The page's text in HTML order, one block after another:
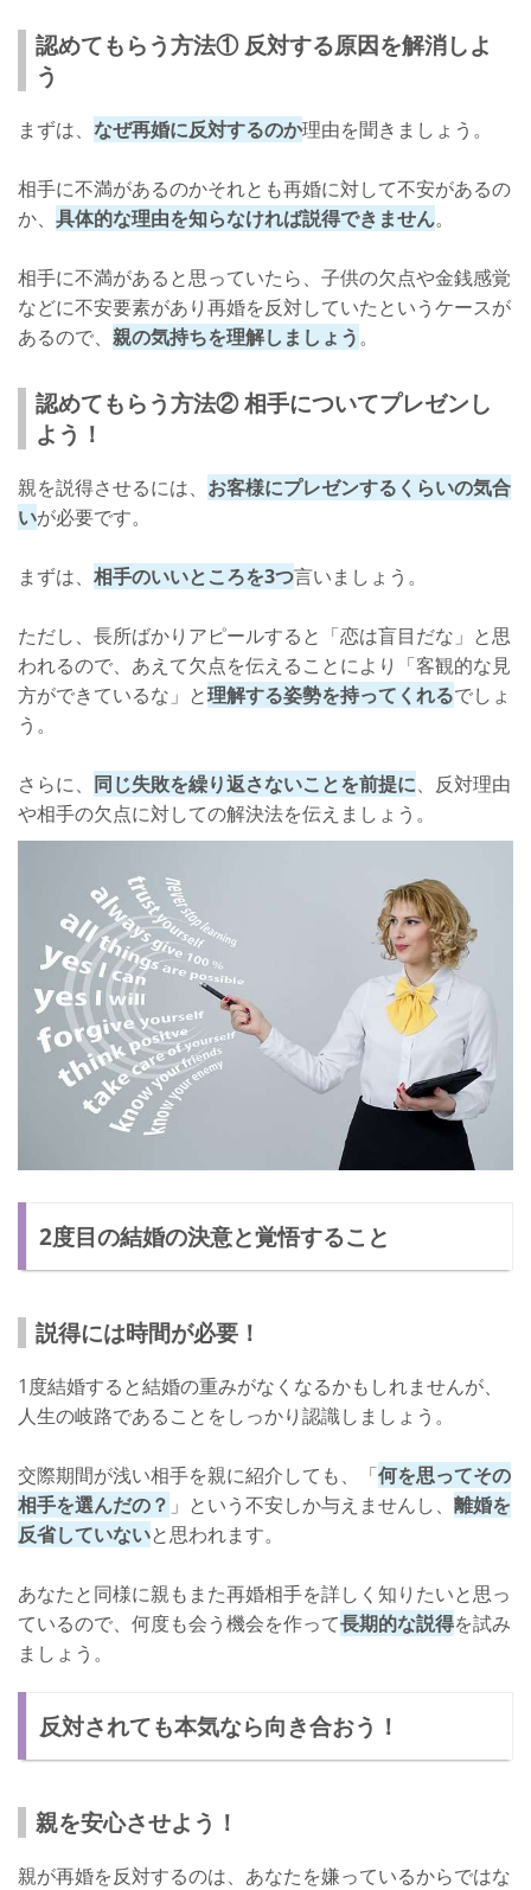
認めてもらう方法① 反対する原因を解消しよ
う
まずは、 なぜ再婚に反対するのか理由を聞きましょう。
相手に不満があるのかそれとも再婚に対して不安があるの
か、 具体的な理由を知らなければ説得できません。
相手に不満があると思っていたら、子供の欠点や金銭感覚
などに不安要素があり再婚を反対していたというケースが
あるので、 親の気持ちを理解しましょう。
認めてもらう方法② 相手についてプレゼンし
よう！
親を説得させるには、 お客様にプレゼンするくらいの気合
いが必要です。
まずは、 相手のいいところを3つ言いましょう。
ただし、長所ばかりアピールすると「恋は盲目だな」と思
われるので、あえて欠点を伝えることにより「客観的な見
方ができているな」と理解する姿勢を持ってくれるでしょ
う。
さらに、 同じ失敗を繰り返さないことを前提に、反対理由
や相手の欠点に対しての解決法を伝えましょう。
2度目の結婚の決意と覚悟すること
説得には時間が必要！
1度結婚すると結婚の重みがなくなるかもしれませんが、
人生の岐路であることをしっかり認識しましょう。
交際期間が浅い相手を親に紹介しても、「何を思ってその
相手を選んだの？ 」という不安しか与えませんし、 離婚を
反省していないと思われます。
あなたと同様に親もまた再婚相手を詳しく知りたいと思っ
ているので、何度も会う機会を作って長期的な説得を試み
ましょう。
反対されても本気なら向き合おう！
親を安心させよう！
親が再婚を反対するのは、あなたを嫌っているからではな